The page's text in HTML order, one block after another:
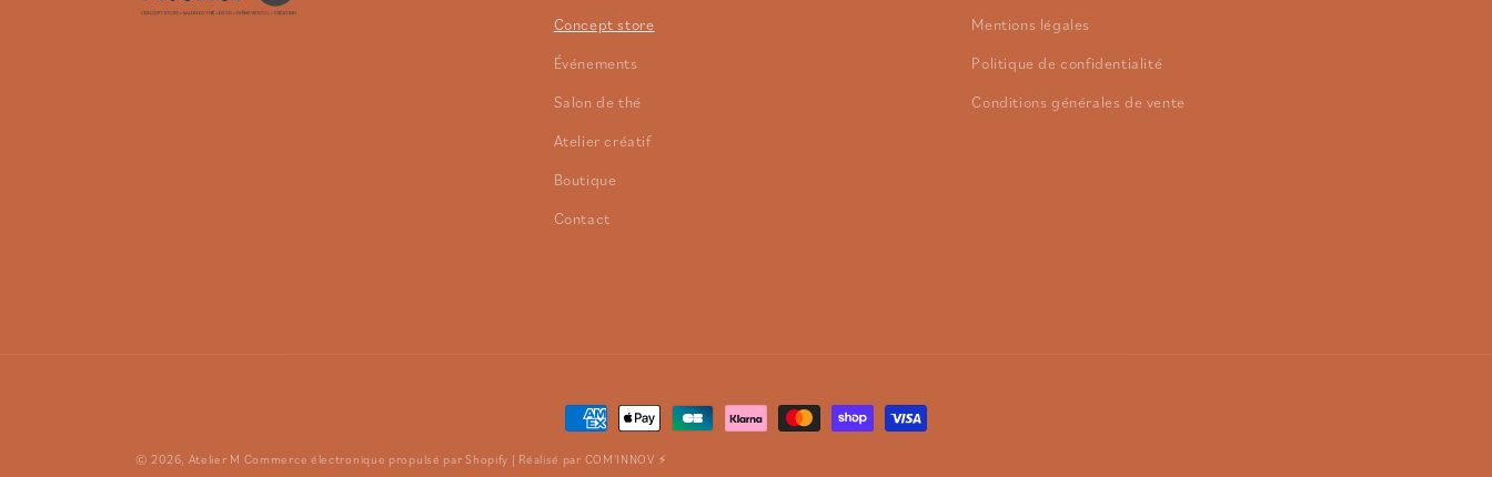
Concept store
Événements
Salon de thé
Atelier créatif
Boutique
Contact
Mentions légales
Politique de confidentialité
Conditions générales de vente
Moyens
© 2026, Atelier M Commerce électronique propulsé par Shopify | Réalisé par COM'INNOV ⚡